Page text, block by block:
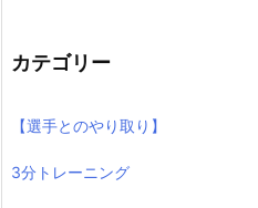
カテゴリー
【選手とのやり取り】
3分トレーニング